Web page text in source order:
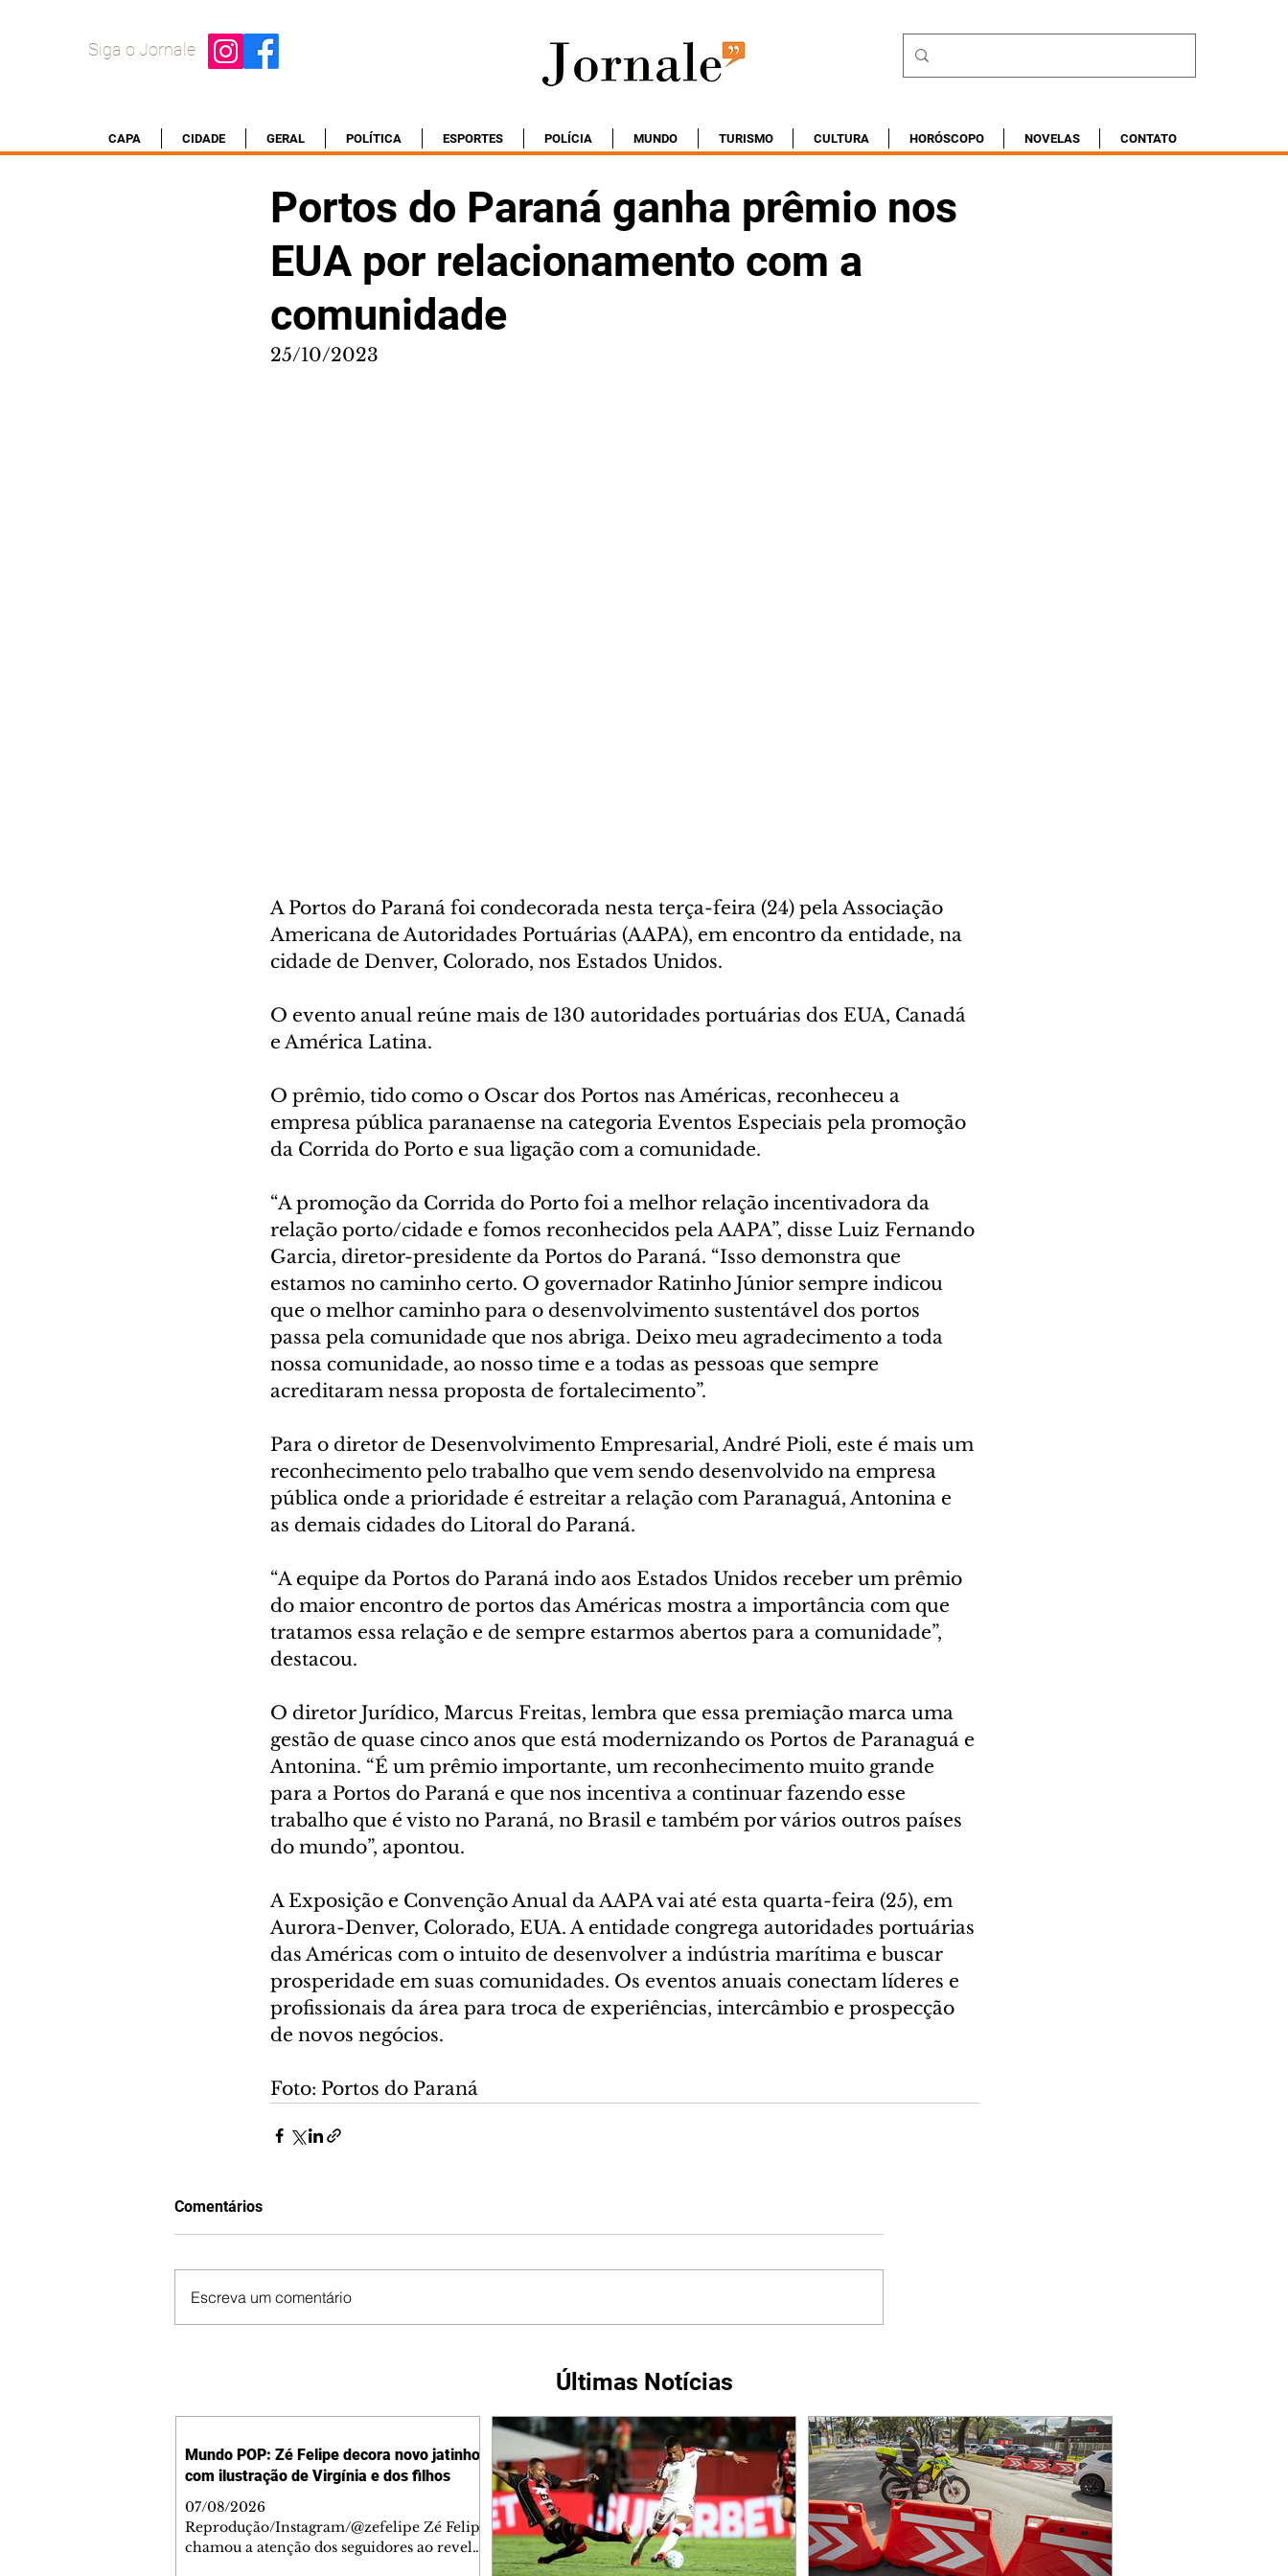
Siga o Jornale
CAPA CIDADE GERAL POLÍTICA ESPORTES POLÍCIA MUNDO TURISMO CULTURA HORÓSCOPO NOVELAS CONTATO
Portos do Paraná ganha prêmio nos
EUA por relacionamento com a
comunidade
25/10/2023
A Portos do Paraná foi condecorada nesta terça-feira (24) pela Associação
Americana de Autoridades Portuárias (AAPA), em encontro da entidade, na
cidade de Denver, Colorado, nos Estados Unidos.
O evento anual reúne mais de 130 autoridades portuárias dos EUA, Canadá
e América Latina.
O prêmio, tido como o Oscar dos Portos nas Américas, reconheceu a
empresa pública paranaense na categoria Eventos Especiais pela promoção
da Corrida do Porto e sua ligação com a comunidade.
“A promoção da Corrida do Porto foi a melhor relação incentivadora da
relação porto/cidade e fomos reconhecidos pela AAPA”, disse Luiz Fernando
Garcia, diretor-presidente da Portos do Paraná. “Isso demonstra que
estamos no caminho certo. O governador Ratinho Júnior sempre indicou
que o melhor caminho para o desenvolvimento sustentável dos portos
passa pela comunidade que nos abriga. Deixo meu agradecimento a toda
nossa comunidade, ao nosso time e a todas as pessoas que sempre
acreditaram nessa proposta de fortalecimento”.
Para o diretor de Desenvolvimento Empresarial, André Pioli, este é mais um
reconhecimento pelo trabalho que vem sendo desenvolvido na empresa
pública onde a prioridade é estreitar a relação com Paranaguá, Antonina e
as demais cidades do Litoral do Paraná.
“A equipe da Portos do Paraná indo aos Estados Unidos receber um prêmio
do maior encontro de portos das Américas mostra a importância com que
tratamos essa relação e de sempre estarmos abertos para a comunidade”,
destacou.
O diretor Jurídico, Marcus Freitas, lembra que essa premiação marca uma
gestão de quase cinco anos que está modernizando os Portos de Paranaguá e
Antonina. “É um prêmio importante, um reconhecimento muito grande
para a Portos do Paraná e que nos incentiva a continuar fazendo esse
trabalho que é visto no Paraná, no Brasil e também por vários outros países
do mundo”, apontou.
A Exposição e Convenção Anual da AAPA vai até esta quarta-feira (25), em
Aurora-Denver, Colorado, EUA. A entidade congrega autoridades portuárias
das Américas com o intuito de desenvolver a indústria marítima e buscar
prosperidade em suas comunidades. Os eventos anuais conectam líderes e
profissionais da área para troca de experiências, intercâmbio e prospecção
de novos negócios.
Foto: Portos do Paraná
Comentários
Escreva um comentário
Últimas Notícias
Mundo POP: Zé Felipe decora novo jatinho
com ilustração de Virgínia e dos filhos
07/08/2026
Reprodução/Instagram/@zefelipe Zé Felipe
chamou a atenção dos seguidores ao revelar